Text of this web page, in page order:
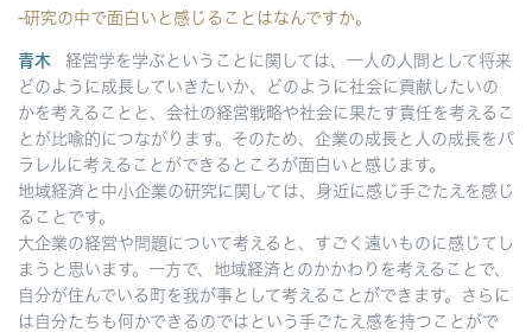
-研究の中で面白いと感じることはなんですか。
青木
経営学を学ぶということに関しては、一人の人間として将来
どのように成長していきたいか、どのように社会に貢献したいの
かを考えることと、会社の経営戦略や社会に果たす責任を考えるこ
とが比喩的につながります。そのため、企業の成長と人の成長をパ
ラレルに考えることができるところが面白いと感じます。
地域経済と中小企業の研究に関しては、身近に感じ手ごたえを感じ
ることです。
大企業の経営や問題について考えると、すごく遠いものに感じてし
まうと思います。一方で、地域経済とのかかわりを考えることで、
自分が住んでいる町を我が事として考えることができます。さらに
は自分たちも何かできるのではという手ごたえ感を持つことがで